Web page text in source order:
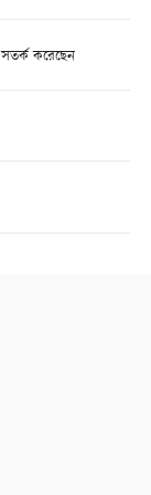
সতর্ক করেছেন